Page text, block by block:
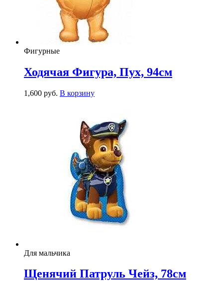
Фигурные
Ходячая Фигура, Пух, 94см
1,600 руб. В корзину
Для мальчика
Щенячий Патруль Чейз, 78см